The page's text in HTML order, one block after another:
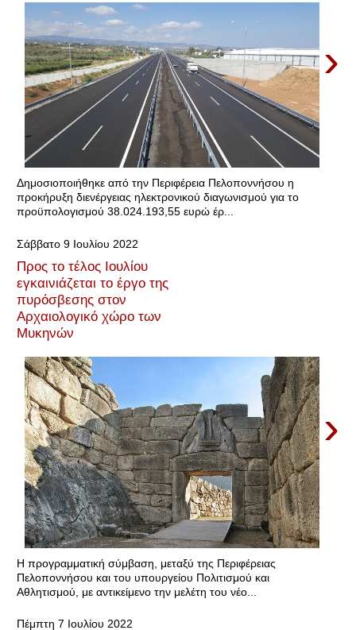
›
Δημοσιοποιήθηκε από την Περιφέρεια Πελοποννήσου η
προκήρυξη διενέργειας ηλεκτρονικού διαγωνισμού για το
προϋπολογισμού 38.024.193,55 ευρώ έρ...
Σάββατο 9 Ιουλίου 2022
Προς το τέλος Ιουλίου
εγκαινιάζεται το έργο της
πυρόσβεσης στον
Αρχαιολογικό χώρο των
Μυκηνών
›
Η προγραμματική σύμβαση, μεταξύ της Περιφέρειας
Πελοποννήσου και του υπουργείου Πολιτισμού και
Αθλητισμού, με αντικείμενο την μελέτη του νέο...
Πέμπτη 7 Ιουλίου 2022